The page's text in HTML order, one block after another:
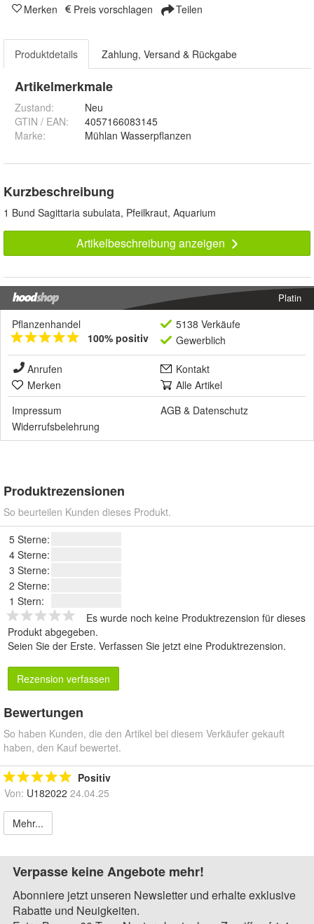
Merken Preis vorschlagen Teilen
Produktdetails Zahlung, Versand & Rückgabe
Artikelmerkmale
Zustand:
Neu
GTIN / EAN:
4057166083145
Marke:
Mühlan Wasserpflanzen
Kurzbeschreibung
1 Bund Sagittaria subulata, Pfeilkraut, Aquarium
Artikelbeschreibung anzeigen
Platin
Pflanzenhandel
100% positiv
5138 Verkäufe
Gewerblich
Anrufen
Kontakt
Merken
Alle Artikel
Impressum
AGB & Datenschutz
Widerrufsbelehrung
Produktrezensionen
So beurteilen Kunden dieses Produkt.
5 Sterne:
4 Sterne:
3 Sterne:
2 Sterne:
1 Stern:
Es wurde noch keine Produktrezension für dieses
Produkt abgegeben.
Seien Sie der Erste. Verfassen Sie jetzt eine Produktrezension.
Rezension verfassen
Bewertungen
So haben Kunden, die den Artikel bei diesem Verkäufer gekauft
haben, den Kauf bewertet.
Positiv
Von: U182022 24.04.25
Mehr...
Verpasse keine Angebote mehr!
Abonniere jetzt unseren Newsletter und erhalte exklusive
Rabatte und Neuigkeiten.